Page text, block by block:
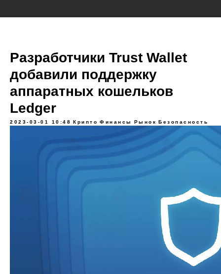
Разработчики Trust Wallet
добавили поддержку
аппаратных кошельков
Ledger
2023-03-01 10:48 Крипто Финансы Рынок Безопасность